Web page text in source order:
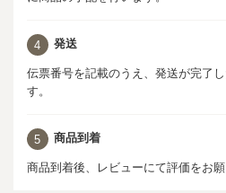
4 発送
伝票番号を記載のうえ、発送が完了
す。
5 商品到着
商品到着後、レビューにて評価をお願